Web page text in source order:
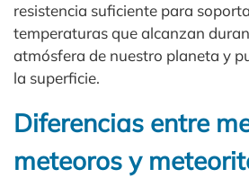
resistencia suficiente para
temperaturas que alcanzan
atmósfera de nuestro planeta y
la superficie.
Diferencias entre
meteoros y